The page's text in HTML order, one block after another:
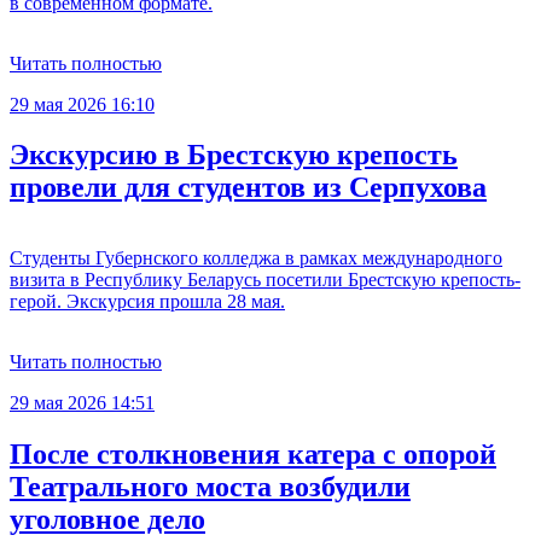
Читать полностью
29 мая 2026 16:10
Экскурсию в Брестскую крепость
провели для студентов из Серпухова
Студенты Губернского колледжа в рамках международного
визита в Республику Беларусь посетили Брестскую крепость-
герой. Экскурсия прошла 28 мая.
Читать полностью
29 мая 2026 14:51
После столкновения катера с опорой
Театрального моста возбудили
уголовное дело